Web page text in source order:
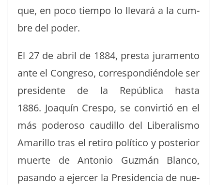
que, en poco tiem­po lo lle­vará a la cum­
bre del poder.
El 27 de abril de 1884, pres­ta jura­men­to
ante el Con­gre­so, cor­re­spondién­dole ser
pres­i­dente de la Repúbli­ca has­ta
1886. Joaquín Cre­spo, se con­vir­tió en el
más poderoso caudil­lo del Lib­er­al­is­mo
Amar­il­lo tras el retiro políti­co y pos­te­ri­or
muerte de Anto­nio Guzmán Blan­co,
pasan­do a ejercer la Pres­i­den­cia de nue­